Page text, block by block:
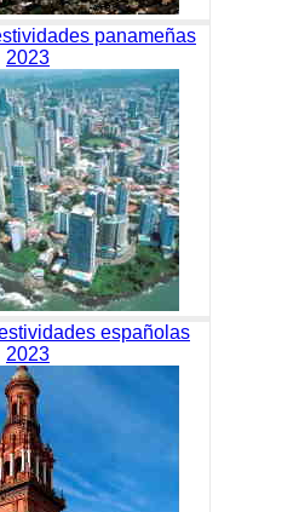
panameñas
2023
españolas
2023